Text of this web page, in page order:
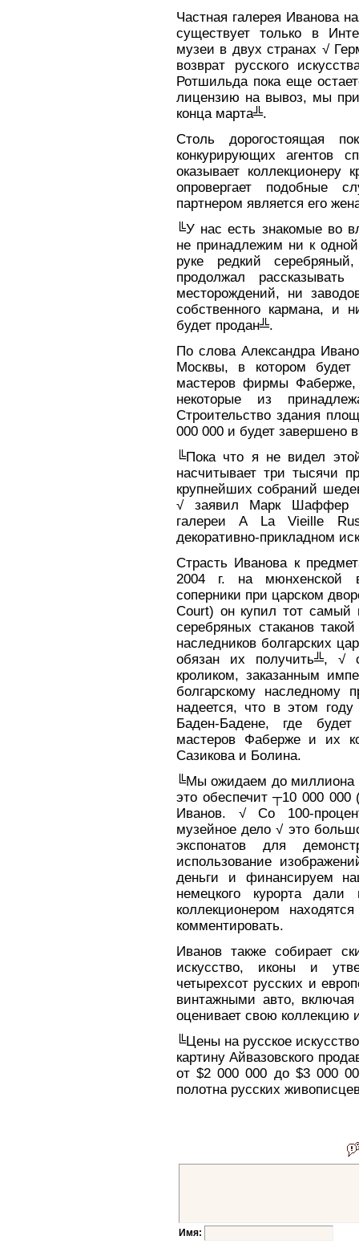
Частная галерея Иванова
существует только в
музеи в двух странах √
возврат русского
Ротшильда пока еще
лицензию на вывоз, мы
конца марта╩.
Столь дорогостоящая
конкурирующих агентов
оказывает коллекционеру
опровергает подобные
партнером является его
╚У нас есть знакомые во
не принадлежим ни к
руке редкий
продолжал
месторождений, ни
собственного кармана, и
будет продан╩.
По слова Александра
Москвы, в котором будет
мастеров фирмы Фаберже,
некоторые из
Строительство здания
000 000 и будет завершено в
╚Пока что я не видел
насчитывает три тысячи
крупнейших собраний
√ заявил Марк Шаффер
галереи A La Vieille
декоративно-прикладном
Страсть Иванова к
2004 г. на мюнхенской
соперники при царском
Court) он купил тот
серебряных стаканов
наследников болгарских
обязан их получить╩, √
кроликом, заказанным
болгарскому наследному
надеется, что в этом
Баден-Бадене, где
мастеров Фаберже и их
Сазикова и Болина.
╚Мы ожидаем до миллиона
это обеспечит ┬10 000 000
Иванов. √ Со 100-
музейное дело √ это
экспонатов для
использование
деньги и финансируем
немецкого курорта
коллекционером
комментировать.
Иванов также собирает
искусство, иконы и
четырехсот русских и
винтажными авто,
оценивает свою коллекцию
╚Цены на русское
картину Айвазовского
от $2 000 000 до $3 000
полотна русских
Имя: